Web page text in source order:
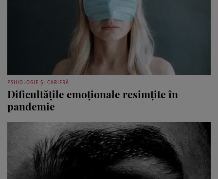
PSIHOLOGIE ȘI CARIERĂ
Dificultățile emoționale resimțite în
pandemie